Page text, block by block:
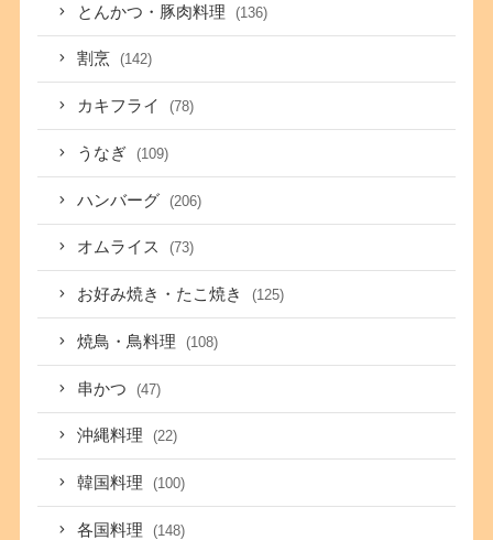
とんかつ・豚肉料理 (136)
割烹 (142)
カキフライ (78)
うなぎ (109)
ハンバーグ (206)
オムライス (73)
お好み焼き・たこ焼き (125)
焼鳥・鳥料理 (108)
串かつ (47)
沖縄料理 (22)
韓国料理 (100)
各国料理 (148)